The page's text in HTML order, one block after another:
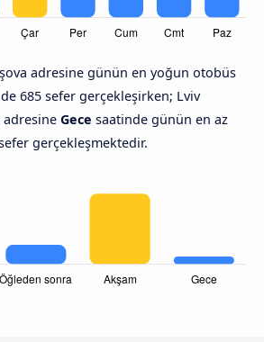
adresine günün en yoğun otobüs
685 sefer gerçekleşirken; Lviv
adresine Gece saatinde günün en az
gerçekleşmektedir.